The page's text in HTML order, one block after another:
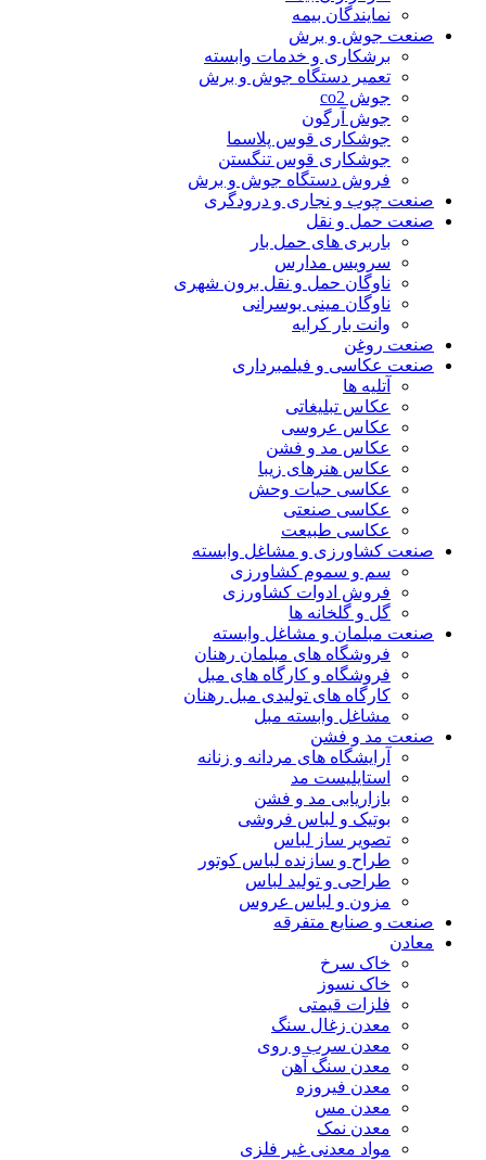
نمایندگان بیمه
صنعت جوش و برش
برشکاری و خدمات وابسته
تعمیر دستگاه جوش و برش
جوش co2
جوش آرگون
جوشکاری قوس پلاسما
جوشکاری قوس تنگستن
فروش دستگاه جوش و برش
صنعت چوب و نجاری و درودگری
صنعت حمل و نقل
باربری های حمل بار
سرویس مدارس
ناوگان حمل و نقل برون شهری
ناوگان مینی بوسرانی
وانت بار کرایه
صنعت روغن
صنعت عکاسی و فیلمبرداری
آتلیه ها
عکاس تبلیغاتی
عکاس عروسی
عکاس مد و فشن
عکاس هنرهای زیبا
عکاسی حیات وحش
عکاسی صنعتی
عکاسی طبیعت
صنعت کشاورزی و مشاغل وابسته
سم و سموم کشاورزی
فروش ادوات کشاورزی
گل و گلخانه ها
صنعت مبلمان و مشاغل وابسته
فروشگاه های مبلمان رهنان
فروشگاه و کارگاه های مبل
کارگاه های تولیدی مبل رهنان
مشاغل وابسته مبل
صنعت مد و فشن
آرایشگاه های مردانه و زنانه
استایلیست مد
بازاریابی مد و فشن
بوتیک و لباس فروشی
تصویر ساز لباس
طراح و سازنده لباس کوتور
طراحی و تولید لباس
مزون و لباس عروس
صنعت و صنایع متفرقه
معادن
خاک سرخ
خاک نسوز
فلزات قیمتی
معدن زغال سنگ
معدن سرب و روی
معدن سنگ آهن
معدن فیروزه
معدن مس
معدن نمک
مواد معدنی غیر فلزی